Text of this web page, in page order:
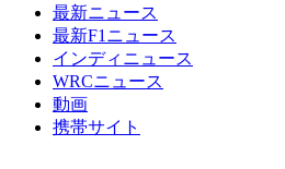
最新ニュース
最新F1ニュース
インディニュース
WRCニュース
動画
携帯サイト